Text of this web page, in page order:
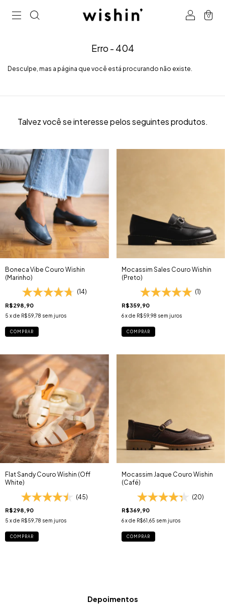
0
Erro - 404
Desculpe, mas a página que você está procurando não existe.
Talvez você se interesse pelos seguintes produtos.
Boneca Vibe Couro Wishin
(Marinho)
(14)
R$298,90
5 x de R$59,78 sem juros
COMPRAR
Mocassim Sales Couro Wishin
(Preto)
(1)
R$359,90
6 x de R$59,98 sem juros
COMPRAR
Flat Sandy Couro Wishin (Off
White)
(45)
R$298,90
5 x de R$59,78 sem juros
COMPRAR
Mocassim Jaque Couro Wishin
(Café)
(20)
R$369,90
6 x de R$61,65 sem juros
COMPRAR
Depoimentos